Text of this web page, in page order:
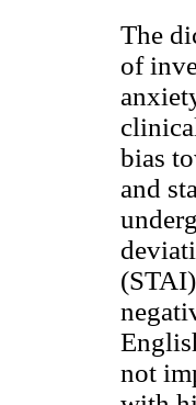
The
of
bias
and
not